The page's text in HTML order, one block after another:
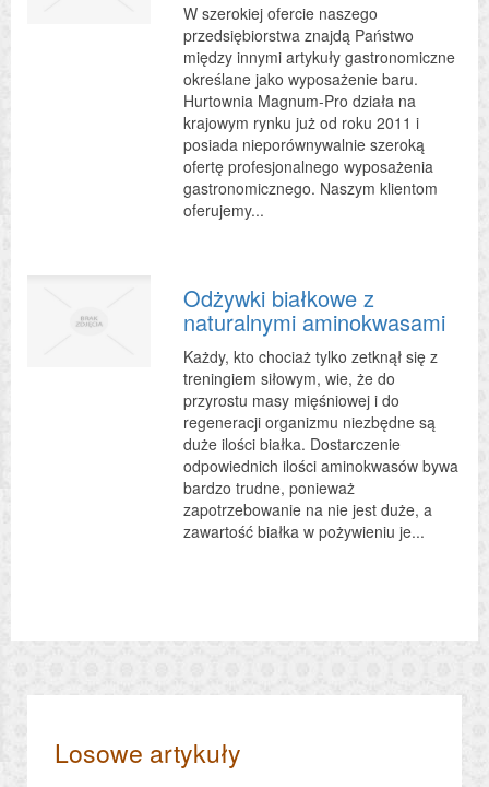
W szerokiej ofercie naszego
przedsiębiorstwa znajdą Państwo
między innymi artykuły gastronomiczne
określane jako wyposażenie baru.
Hurtownia Magnum-Pro działa na
krajowym rynku już od roku 2011 i
posiada nieporównywalnie szeroką
ofertę profesjonalnego wyposażenia
gastronomicznego. Naszym klientom
oferujemy...
Odżywki białkowe z
naturalnymi aminokwasami
Każdy, kto chociaż tylko zetknął się z
treningiem siłowym, wie, że do
przyrostu masy mięśniowej i do
regeneracji organizmu niezbędne są
duże ilości białka. Dostarczenie
odpowiednich ilości aminokwasów bywa
bardzo trudne, ponieważ
zapotrzebowanie na nie jest duże, a
zawartość białka w pożywieniu je...
Losowe artykuły